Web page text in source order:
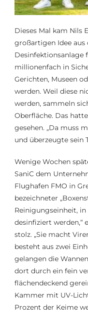
Dieses Mal kam Nils
großartigen Idee aus
Desinfektionsanlage
millionenfach in
Gerichten, Museen
werden. Weil diese
werden, sammeln
Oberfläche. Das
gesehen. „Da muss
und überzeugte sein
Wenige Wochen
SaniC dem
Flughafen FMO in
bezeichneter
Reinigungseinheit,
desinfiziert werden,“
stolz. „Sie macht
besteht aus zwei
gelangen die
dort durch ein fein
flächendeckend
Kammer mit UV-
Prozent der Keime